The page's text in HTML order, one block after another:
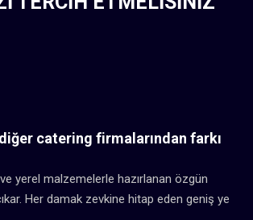
catering firmalarından farkı
yerel malzemelerle hazırlanan özgün
Her damak zevkine hitap eden geniş ye